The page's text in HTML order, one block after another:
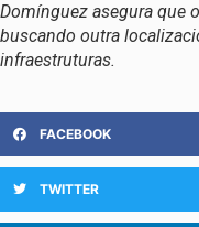
Domínguez asegura que
buscando outra
infraestruturas.
FACEBOOK
TWITTER